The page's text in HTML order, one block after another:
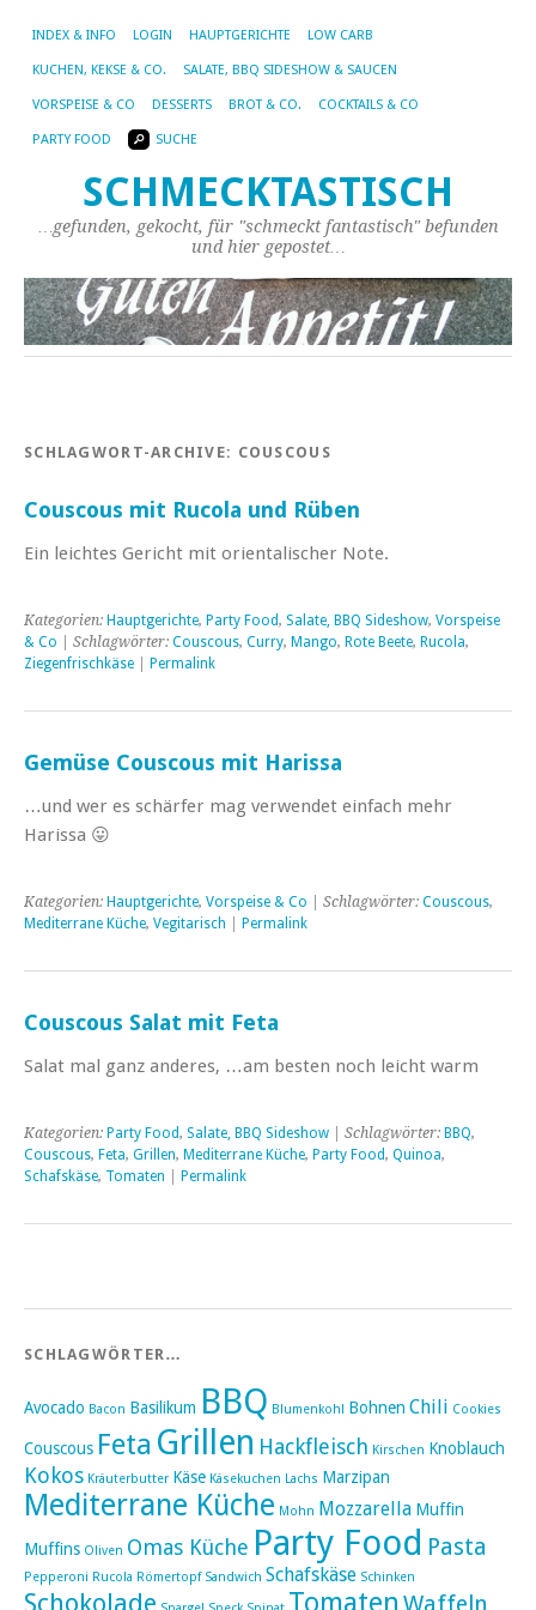
INDEX & INFO LOGIN HAUPTGERICHTE LOW CARB
KUCHEN, KEKSE & CO. SALATE, BBQ SIDESHOW & SAUCEN
VORSPEISE & CO DESSERTS BROT & CO. COCKTAILS & CO
PARTY FOOD SUCHE
SCHMECKTASTISCH
…gefunden, gekocht, für "schmeckt fantastisch" befunden
und hier gepostet…
SCHLAGWORT-ARCHIVE: COUSCOUS
Couscous mit Rucola und Rüben
Ein leichtes Gericht mit orientalischer Note.
Kategorien: Hauptgerichte, Party Food, Salate, BBQ Sideshow, Vorspeise
& Co | Schlagwörter: Couscous, Curry, Mango, Rote Beete, Rucola,
Ziegenfrischkäse
Permalink
Gemüse Couscous mit Harissa
…und wer es schärfer mag verwendet einfach mehr
Harissa 😛
Kategorien: Hauptgerichte, Vorspeise & Co | Schlagwörter: Couscous,
Mediterrane Küche, Vegitarisch Permalink
Couscous Salat mit Feta
Salat mal ganz anderes, …am besten noch leicht warm
Kategorien: Party Food, Salate, BBQ Sideshow | Schlagwörter: BBQ,
Couscous, Feta, Grillen, Mediterrane Küche, Party Food, Quinoa,
Schafskäse, Tomaten Permalink
SCHLAGWÖRTER…
Avocado Bacon Basilikum BBQ Blumenkohl Bohnen Chili Cookies
Couscous Feta Grillen Hackfleisch Kirschen Knoblauch
Kokos Kräuterbutter Käse Käsekuchen Lachs Marzipan
Mediterrane Küche Mohn Mozzarella Muffin
Muffins Oliven Omas Küche Party Food Pasta
Pepperoni Rucola Römertopf Sandwich Schafskäse Schinken
Schokolade Tomaten Waffeln